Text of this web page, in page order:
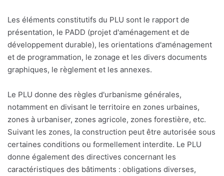
Les éléments constitutifs du PLU sont le rapport de
présentation, le PADD (projet d'aménagement et de
développement durable), les orientations d'aménagement
et de programmation, le zonage et les divers documents
graphiques, le règlement et les annexes.
Le PLU donne des règles d'urbanisme générales,
notamment en divisant le territoire en zones urbaines,
zones à urbaniser, zones agricole, zones forestière, etc.
Suivant les zones, la construction peut être autorisée sous
certaines conditions ou formellement interdite. Le PLU
donne également des directives concernant les
caractéristiques des bâtiments : obligations diverses,